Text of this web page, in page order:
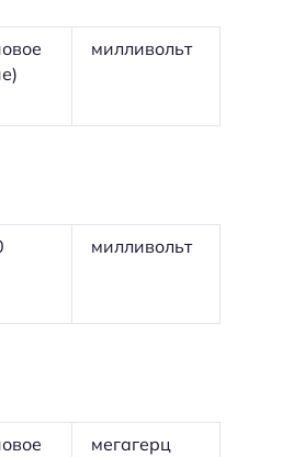
милливольт
милливольт
мегагерц